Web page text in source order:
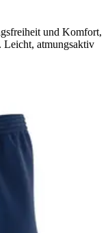
und Komfort,
Leicht, atmungsaktiv